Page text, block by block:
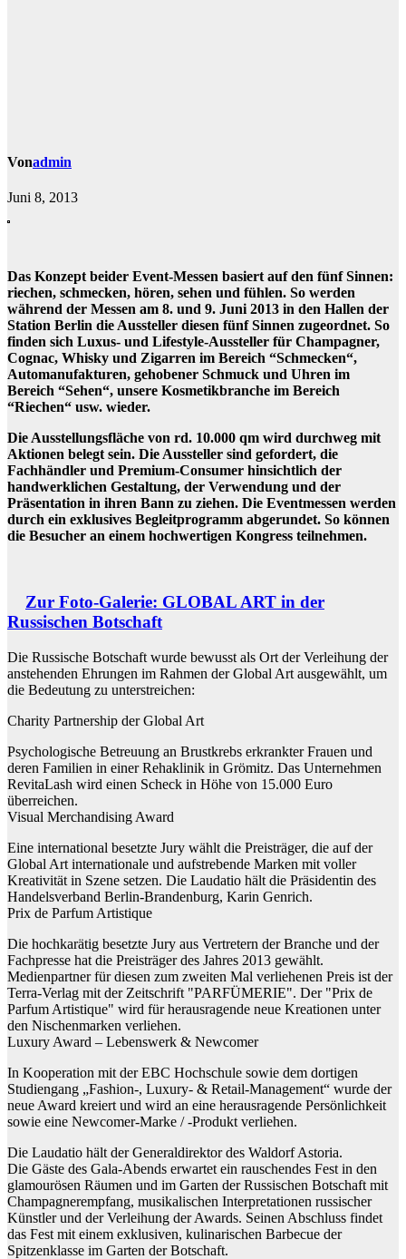
Vonadmin
Juni 8, 2013
Das Konzept beider Event-Messen basiert auf den fünf Sinnen:
riechen, schmecken, hören, sehen und fühlen. So werden
während der Messen am 8. und 9. Juni 2013 in den Hallen der
Station Berlin die Aussteller diesen fünf Sinnen zugeordnet. So
finden sich Luxus- und Lifestyle-Aussteller für Champagner,
Cognac, Whisky und Zigarren im Bereich “Schmecken“,
Automanufakturen, gehobener Schmuck und Uhren im
Bereich “Sehen“, unsere Kosmetikbranche im Bereich
“Riechen“ usw. wieder.
Die Ausstellungsfläche von rd. 10.000 qm wird durchweg mit
Aktionen belegt sein. Die Aussteller sind gefordert, die
Fachhändler und Premium-Consumer hinsichtlich der
handwerklichen Gestaltung, der Verwendung und der
Präsentation in ihren Bann zu ziehen. Die Eventmessen werden
durch ein exklusives Begleitprogramm abgerundet. So können
die Besucher an einem hochwertigen Kongress teilnehmen.
Zur Foto-Galerie: GLOBAL ART in der
Russischen Botschaft
Die Russische Botschaft wurde bewusst als Ort der Verleihung der
anstehenden Ehrungen im Rahmen der Global Art ausgewählt, um
die Bedeutung zu unterstreichen:
Charity Partnership der Global Art
Psychologische Betreuung an Brustkrebs erkrankter Frauen und
deren Familien in einer Rehaklinik in Grömitz. Das Unternehmen
RevitaLash wird einen Scheck in Höhe von 15.000 Euro
überreichen.
Visual Merchandising Award
Eine international besetzte Jury wählt die Preisträger, die auf der
Global Art internationale und aufstrebende Marken mit voller
Kreativität in Szene setzen. Die Laudatio hält die Präsidentin des
Handelsverband Berlin-Brandenburg, Karin Genrich.
Prix de Parfum Artistique
Die hochkarätig besetzte Jury aus Vertretern der Branche und der
Fachpresse hat die Preisträger des Jahres 2013 gewählt.
Medienpartner für diesen zum zweiten Mal verliehenen Preis ist der
Terra-Verlag mit der Zeitschrift "PARFÜMERIE". Der "Prix de
Parfum Artistique" wird für herausragende neue Kreationen unter
den Nischenmarken verliehen.
Luxury Award – Lebenswerk & Newcomer
In Kooperation mit der EBC Hochschule sowie dem dortigen
Studiengang „Fashion-, Luxury- & Retail-Management“ wurde der
neue Award kreiert und wird an eine herausragende Persönlichkeit
sowie eine Newcomer-Marke / -Produkt verliehen.
Die Laudatio hält der Generaldirektor des Waldorf Astoria.
Die Gäste des Gala-Abends erwartet ein rauschendes Fest in den
glamourösen Räumen und im Garten der Russischen Botschaft mit
Champagnerempfang, musikalischen Interpretationen russischer
Künstler und der Verleihung der Awards. Seinen Abschluss findet
das Fest mit einem exklusiven, kulinarischen Barbecue der
Spitzenklasse im Garten der Botschaft.